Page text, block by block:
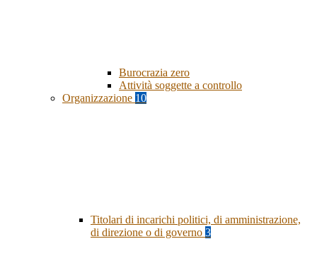
Burocrazia zero
Attività soggette a controllo
Organizzazione 10
Titolari di incarichi politici, di amministrazione,
di direzione o di governo 3